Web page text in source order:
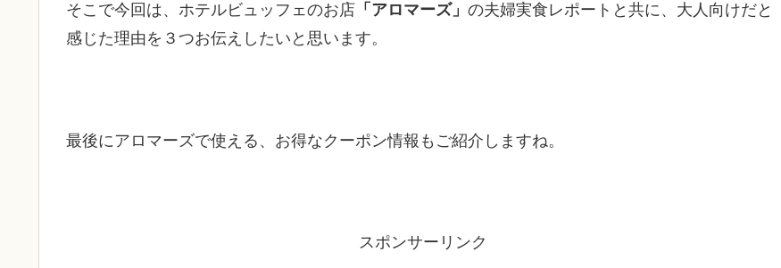
そこで今回は、ホテルビュッフェのお店 「アロマーズ」 の夫婦実食レポートと共に、大人向けだと
感じた理由を３つお伝えしたいと思います。
最後にアロマーズで使える、お得なクーポン情報もご紹介しますね。
スポンサーリンク